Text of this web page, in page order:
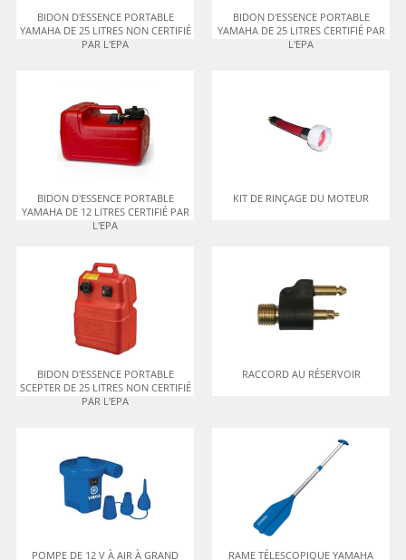
BIDON D'ESSENCE PORTABLE
YAMAHA DE 25 LITRES NON CERTIFIÉ
PAR L'EPA
BIDON D'ESSENCE PORTABLE
YAMAHA DE 25 LITRES CERTIFIÉ PAR
L'EPA
BIDON D'ESSENCE PORTABLE
YAMAHA DE 12 LITRES CERTIFIÉ PAR
L'EPA
KIT DE RINÇAGE DU MOTEUR
BIDON D'ESSENCE PORTABLE
SCEPTER DE 25 LITRES NON CERTIFIÉ
PAR L'EPA
RACCORD AU RÉSERVOIR
POMPE DE 12 V À AIR À GRAND
RAME TÉLESCOPIQUE YAMAHA